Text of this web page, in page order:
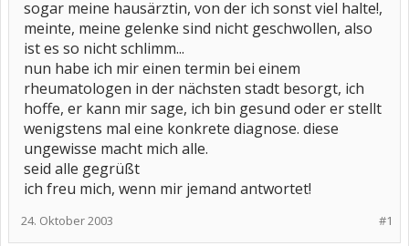
sogar meine hausärztin, von der ich sonst viel halte!,
meinte, meine gelenke sind nicht geschwollen, also
ist es so nicht schlimm...
nun habe ich mir einen termin bei einem
rheumatologen in der nächsten stadt besorgt, ich
hoffe, er kann mir sage, ich bin gesund oder er stellt
wenigstens mal eine konkrete diagnose. diese
ungewisse macht mich alle.
seid alle gegrüßt
ich freu mich, wenn mir jemand antwortet!
#1
24. Oktober 2003